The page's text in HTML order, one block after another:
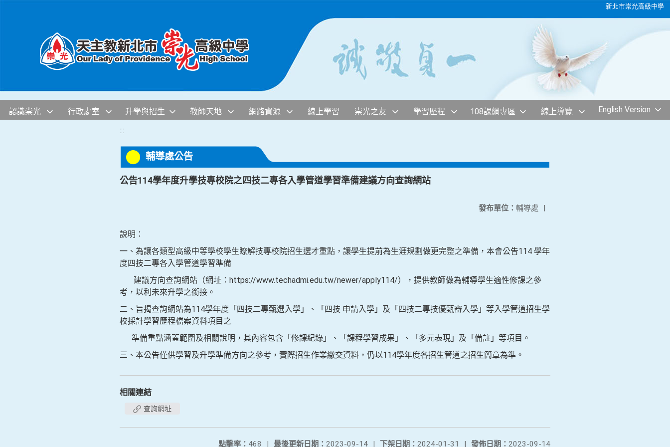
新北市崇光高級中學
認識崇光 行政處室 升學與招生 教師天地 網路資源 線上學習 崇光之友 學習歷程 108課綱專區 線上導覽 English Version
:::
輔導處公告
公告114學年度升學技專校院之四技二專各入學管道學習準備建議方向查詢網站
發布單位： 輔導處 |
說明：
一、為讓各類型高級中等學校學生瞭解技專校院招生選才重點，讓學生提前為生涯規劃做更完整之準備，本會公告114 學年
度四技二專各入學管道學習準備
建議方向查詢網站（網址：https://www.techadmi.edu.tw/newer/apply114/），提供教師做為輔導學生適性修課之參
考，以利未來升學之銜接。
二、旨揭查詢網站為114學年度「四技二專甄選入學」、「四技 申請入學」及「四技二專技優甄審入學」等入學管道招生學
校採計學習歷程檔案資料項目之
準備重點涵蓋範圍及相關說明，其內容包含「修課紀錄」、「課程學習成果」、「多元表現」及「備註」等項目。
三、本公告僅供學習及升學準備方向之參考，實際招生作業繳交資料，仍以114學年度各招生管道之招生簡章為準。
相關連結
查詢網址
發佈日期： 2023-09-14
下架日期： 2024-01-31 |
最後更新日期： 2023-09-14 |
點擊率： 468 |